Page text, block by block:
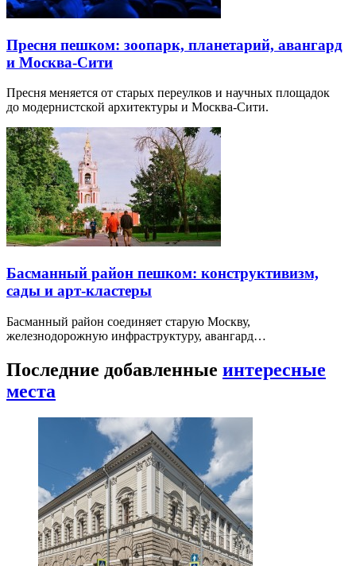
Пресня пешком: зоопарк, планетарий, авангард
и Москва-Сити
Пресня меняется от старых переулков и научных площадок
до модернистской архитектуры и Москва-Сити.
Басманный район пешком: конструктивизм,
сады и арт-кластеры
Басманный район соединяет старую Москву,
железнодорожную инфраструктуру, авангард…
Последние добавленные интересные
места